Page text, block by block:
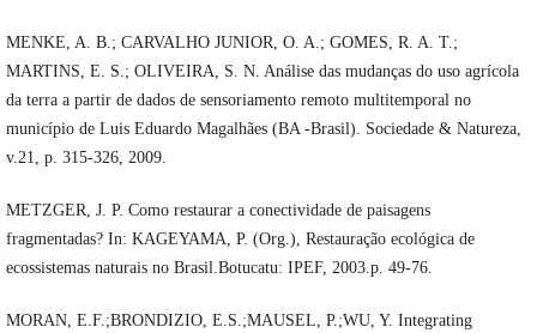
MENKE, A. B.; CARVALHO JUNIOR, O. A.; GOMES, R. A. T.;
MARTINS, E. S.; OLIVEIRA, S. N. Análise das mudanças do uso agrícola
da terra a partir de dados de sensoriamento remoto multitemporal no
município de Luis Eduardo Magalhães (BA -Brasil). Sociedade & Natureza,
v.21, p. 315-326, 2009.
METZGER, J. P. Como restaurar a conectividade de paisagens
fragmentadas? In: KAGEYAMA, P. (Org.), Restauração ecológica de
ecossistemas naturais no Brasil.Botucatu: IPEF, 2003.p. 49-76.
MORAN, E.F.;BRONDIZIO, E.S.;MAUSEL, P.;WU, Y. Integrating